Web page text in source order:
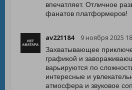
впечатляет. Отличное
фанатов платформеров!
av221184 9 ноября 2025
Захватывающее
графикой и
варьируются по
интересные и
атмосфера и звуковое